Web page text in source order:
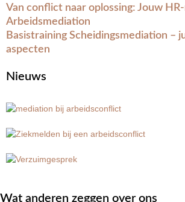
Van conflict naar oplossing: Jouw
Arbeidsmediation
Basistraining Scheidingsmediation –
aspecten
Nieuws
Wat anderen zeggen over ons